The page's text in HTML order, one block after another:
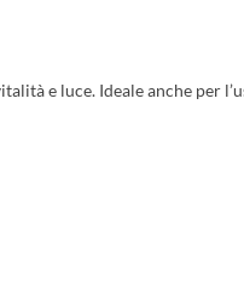
e luce. Ideale anche per